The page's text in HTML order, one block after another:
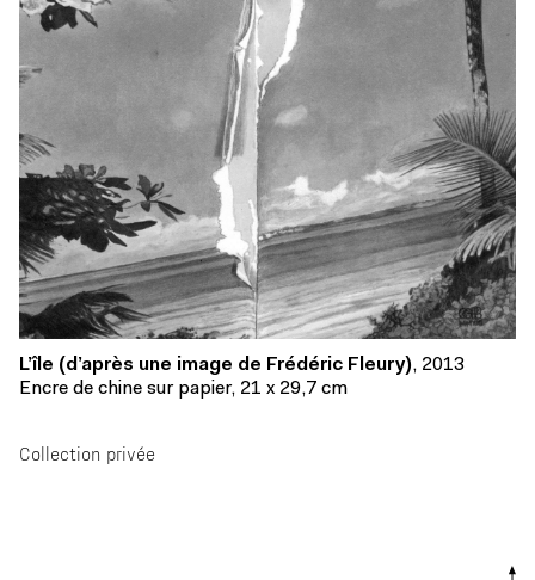
L’île (d’après une image de Frédéric Fleury), 2013
Encre de chine sur papier, 21 x 29,7 cm
Collection privée